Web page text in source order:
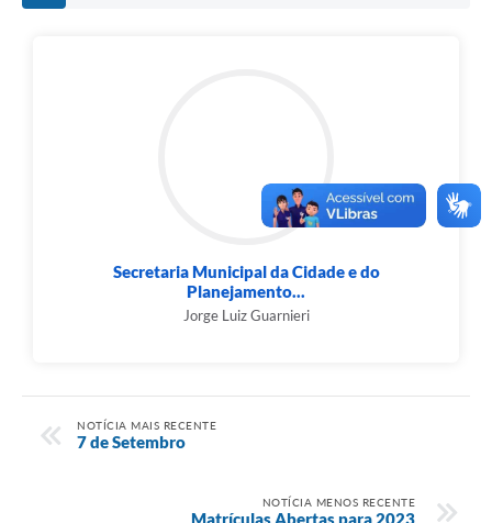
Secretaria Municipal da Cidade e do
Planejamento...
Jorge Luiz Guarnieri
NOTÍCIA MAIS RECENTE
7 de Setembro
NOTÍCIA MENOS RECENTE
Matrículas Abertas para 2023